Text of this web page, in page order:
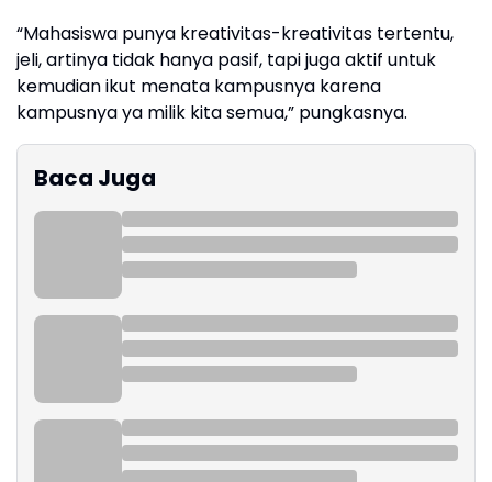
“Mahasiswa punya kreativitas-kreativitas tertentu,
jeli, artinya tidak hanya pasif, tapi juga aktif untuk
kemudian ikut menata kampusnya karena
kampusnya ya milik kita semua,” pungkasnya.
Baca Juga